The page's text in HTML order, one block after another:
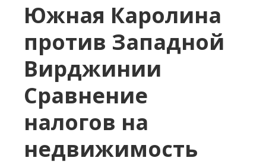
Южная Каролина
против Западной
Вирджинии
Сравнение
налогов на
недвижимость